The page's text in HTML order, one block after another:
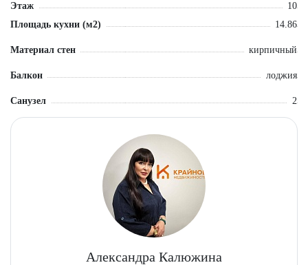
профессиональное юридическое сопровождение и подготовка
полного пакета документов.
Этаж
10
Площадь кухни (м2)
14.86
Материал стен кирпичный
Балкон лоджия
Санузел 2
Александра Калюжина